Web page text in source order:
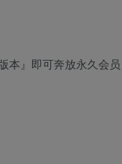
』即可奔放永久会